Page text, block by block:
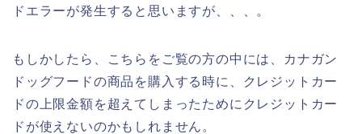
ドエラーが発生すると思いますが、、、。
もしかしたら、こちらをご覧の方の中には、カナガン
ドッグフードの商品を購入する時に、クレジットカー
ドの上限金額を超えてしまったためにクレジットカー
ドが使えないのかもしれません。